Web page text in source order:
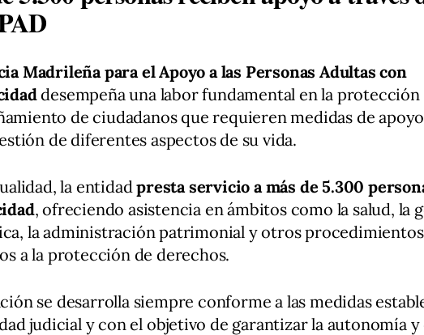
Madrileña para el Apoyo a las Personas Adultas con
desempeña una labor fundamental en la protección
de ciudadanos que requieren medidas de
de diferentes aspectos de su vida.
la entidadpresta servicio a más de 5.300
, ofreciendo asistencia en ámbitos como la salud, la
la administración patrimonial y otros procedimientos
a la protección de derechos.
se desarrolla siempre conforme a las medidas
judicial y con el objetivo de garantizar la autonomía y